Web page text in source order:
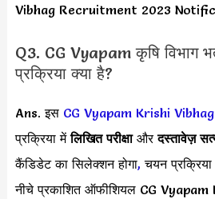
Vibhag Recruitment 2023
Q3. CG Vyapam कृषि विभाग
प्रक्रिया क्या है?
Ans. इस CG Vyapam Krishi
प्रक्रिया मेंलिखित परीक्षा औरदस्तावेज़
कैंडिडेट का सिलेक्शन होगा, चयन प्रक्रिया
नीचे प्रकाशित ऑफीशियल CG